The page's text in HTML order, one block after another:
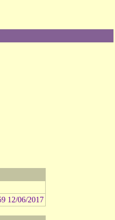
12/06/2017